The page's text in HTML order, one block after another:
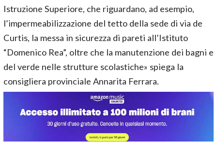
Istruzione Superiore, che riguardano, ad esempio,
l’impermeabilizzazione del tetto della sede di via de
Curtis, la messa in sicurezza di pareti all’Istituto
“Domenico Rea”, oltre che la manutenzione dei bagni e
del verde nelle strutture scolastiche» spiega la
consigliera provinciale Annarita Ferrara.